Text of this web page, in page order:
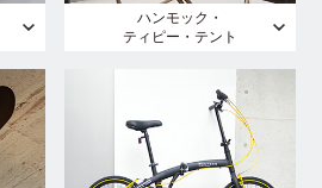
ハンモック・
ティピー・テント